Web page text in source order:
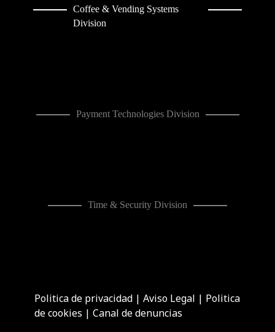
Coffee & Vending Systems
Division
Payment Technologies Division
Time & Security Division
Politica de privacidad |Aviso Legal | Politica
de cookies |Canal de denuncias